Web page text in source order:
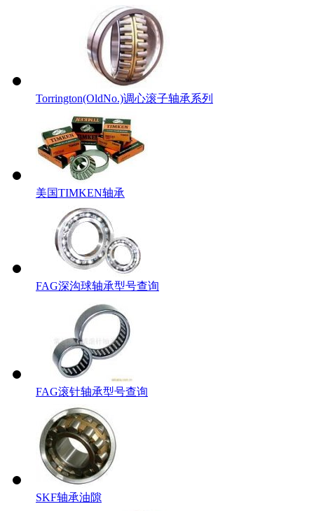
Torrington(OldNo.)调心滚子轴承系列
美国TIMKEN轴承
FAG深沟球轴承型号查询
FAG滚针轴承型号查询
SKF轴承油隙